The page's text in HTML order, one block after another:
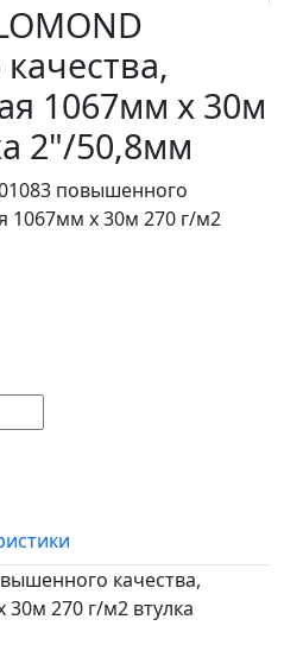
1067мм х 30м
2"/50,8мм
повышенного
1067мм х 30м 270 г/м2
качества,
30м 270 г/м2 втулка